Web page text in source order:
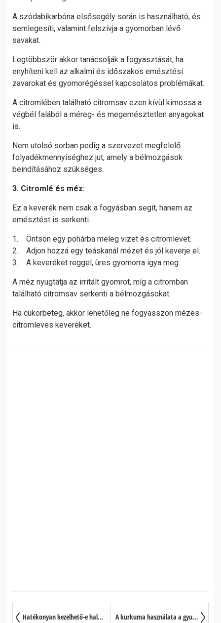
A szódabikarbóna elsősegély során is használható, és
semlegesíti, valamint felszívja a gyomorban lévő
savakat.
Legtöbbször akkor tanácsolják a fogyasztását, ha
enyhíteni kell az alkalmi és időszakos emésztési
zavarokat és gyomorégéssel kapcsolatos problémákat.
A citromlében található citromsav ezen kívül kimossa a
végbél falából a méreg- és megemésztetlen anyagokat
is.
Nem utolsó sorban pedig a szervezet megfelelő
folyadékmennyiséghez jut, amely a bélmozgások
beindításához szükséges.
3. Citromlé és méz:
Ez a keverék nem csak a fogyásban segít, hanem az
emésztést is serkenti.
1. Öntsön egy pohárba meleg vizet és citromlevet.
2. Adjon hozzá egy teáskanál mézet és jól keverje el.
3. A keveréket reggel, üres gyomorra igya meg.
A méz nyugtatja az irritált gyomrot, míg a citromban
található citromsav serkenti a bélmozgásokat.
Ha cukorbeteg, akkor lehetőleg ne fogyasszon mézes-
citromleves keveréket.
Hatékonyan kezelhető-e halolajjal az ADHD (hiperaktivitási zavar)? A kurkuma használata a gyulladásos problémák esetében